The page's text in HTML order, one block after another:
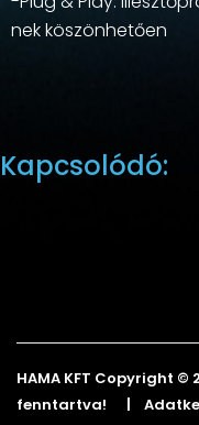
nek köszönhetően
Kapcsolódó:
HAMA KFT Copyright ©
fenntartva! |